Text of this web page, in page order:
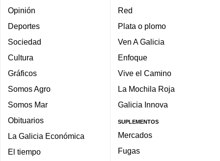
Opinión
Deportes
Sociedad
Cultura
Gráficos
Somos Agro
Somos Mar
Obituarios
La Galicia Económica
El tiempo
Red
Plata o plomo
Ven A Galicia
Enfoque
Vive el Camino
La Mochila Roja
Galicia Innova
SUPLEMENTOS
Mercados
Fugas